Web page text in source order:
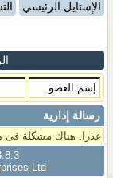
الإستايل الرئيسي
رسالة إدارية
عذرا. هناك مشكلة فى
Ltd.